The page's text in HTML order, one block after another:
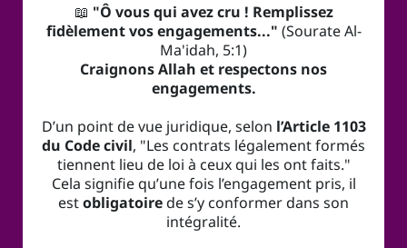
📖 "Ô vous qui avez cru ! Remplissez
fidèlement vos engagements..." (Sourate Al-
Ma'idah, 5:1)
Craignons Allah et respectons nos
engagements.
D’un point de vue juridique, selon l’Article 1103
du Code civil, "Les contrats légalement formés
tiennent lieu de loi à ceux qui les ont faits."
Cela signifie qu’une fois l’engagement pris, il
estobligatoirede s’y conformer dans son
intégralité.